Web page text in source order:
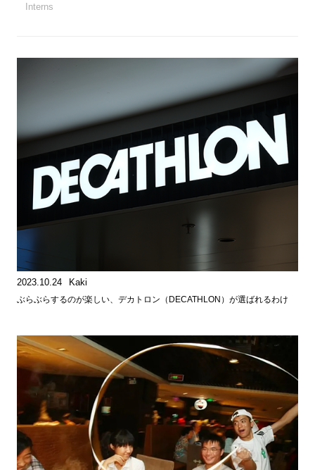
Interns
2023.10.24 Kaki
ぶらぶらするのが楽しい、デカトロン（DECATHLON）が選ばれるわけ